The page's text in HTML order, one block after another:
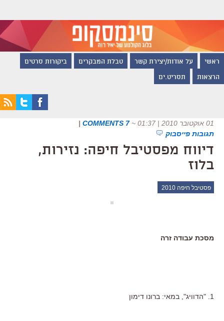
ראשי על אודות/יצירת קשר טבלת המבקרים ביקורות סרטים
הרצאות תסריט.ים
01 אוקטובר 2010 | 01:37 ~
7 COMMENTS
|
תגובות פייסבוק
דיווח מפסטיבל חיפה: נזירות,
בלוז
פסטיבל חיפה 2010
מסכת עבודה זרה
1. "הדוויג", במאי: ברונו דימון